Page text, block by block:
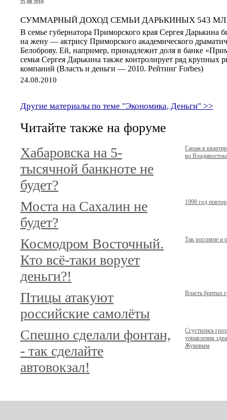
25.08.2010
СУММАРНЫЙ ДОХОД СЕМЬИ ДАРЬКИНЫХ 543
В семье губернатора Приморского края Сергея Дарькина
на жену — актрису Приморского академического
Белоброву. Ей, например, принадлежит доля в банке
семья Сергея Дарькина также контролирует ряд
компаний (Власть и деньги — 2010. Рейтинг Forbes)
24.08.2010
Другие материалы по теме "Экономика, Деньги" >>
Читайте также на форуме
Хабаровска на 5-
тысячной банкноте не
будет?
Гараж в
во
Моста на Сахалин не
будет?
1998 год
Космодром Восточный.
Кто всё-таки ворует
деньги?!
Так россияне и
Птицы атакуют
российские самолёты
Власть бритых
Спешно сделали фонтан,
- так сделайте
автовокзал!
Сгустились
управления
Жуковым